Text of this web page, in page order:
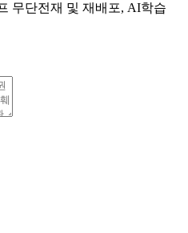
무단전재 및 재배포, AI학습